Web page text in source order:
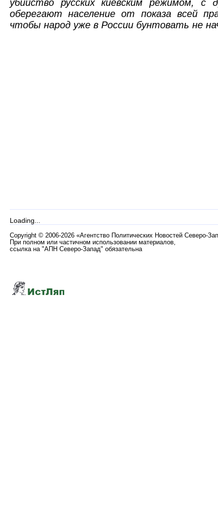
убийство русских киевским режимом, с
оберегают население от показа всей
чтобы народ уже в России бунтовать не
Loading...
Copyright © 2006-2026 «Агентство Политических Новостей Северо-
При полном или частичном использовании материалов,
ссылка на "АПН Северо-Запад" обязательна